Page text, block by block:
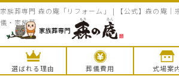
家族葬専門 森の庵「リフォーム」 | 【公式】森の庵｜
儀・家族葬
選ばれる理由 葬儀費用 式場案